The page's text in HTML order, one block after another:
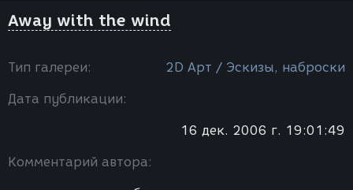
Away with the wind
Тип галереи: 2D Арт / Эскизы, наброски
Дата публикации:
16 дек. 2006 г. 19:01:49
Комментарий автора: